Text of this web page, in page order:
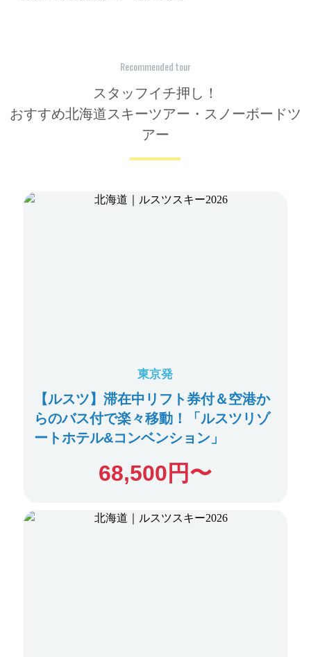
Recommended tour
スタッフイチ押し！
おすすめ北海道スキーツアー・スノーボードツ
アー
東京発
【ルスツ】滞在中リフト券付＆空港か
らのバス付で楽々移動！「ルスツリゾ
ートホテル&コンベンション」
68,500 円〜